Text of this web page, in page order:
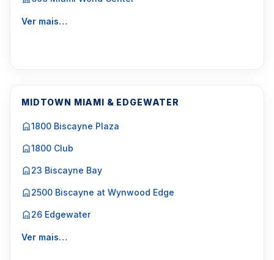
Ver mais…
MIDTOWN MIAMI & EDGEWATER
1800 Biscayne Plaza
1800 Club
23 Biscayne Bay
2500 Biscayne at Wynwood Edge
26 Edgewater
Ver mais…